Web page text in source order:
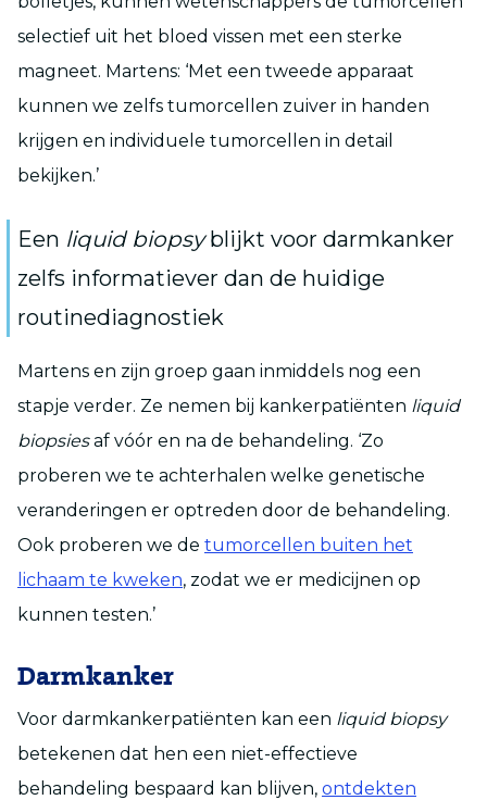
selectief uit het bloed vissen met een sterke
magneet. Martens: ‘Met een tweede apparaat
kunnen we zelfs tumorcellen zuiver in handen
krijgen en individuele tumorcellen in detail
bekijken.’
Een liquid biopsyblijkt voor darmkanker
zelfs informatiever dan de huidige
routinediagnostiek
Martens en zijn groep gaan inmiddels nog een
stapje verder. Ze nemen bij kankerpatiënten liquid
biopsiesaf vóór en na de behandeling. ‘Zo
proberen we te achterhalen welke genetische
veranderingen er optreden door de behandeling.
Ook proberen we de tumorcellen buiten het
lichaam te kweken, zodat we er medicijnen op
kunnen testen.’
Darmkanker
Voor darmkankerpatiënten kan een liquid biopsy
betekenen dat hen een niet-effectieve
behandeling bespaard kan blijven, ontdekten